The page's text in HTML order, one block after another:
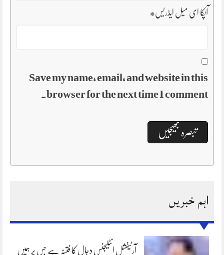
آپکا ای میل ایڈریس*
Save my name, email, and website in this
browser for the next time I comment.
اہم خبریں
آرٹیفشل انٹلیجنس دجال کا فتنہ ہے جس پر ہمیں